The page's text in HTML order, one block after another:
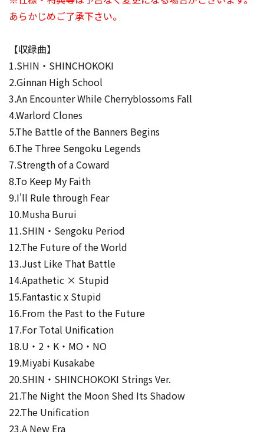
あらかじめご了承下さい。
【収録曲】
1.SHIN・SHINCHOKOKI
2.Ginnan High School
3.An Encounter While Cherryblossoms Fall
4.Warlord Clones
5.The Battle of the Banners Begins
6.The Three Sengoku Legends
7.Strength of a Coward
8.To Keep My Faith
9.I'll Rule through Fear
10.Musha Burui
11.SHIN・Sengoku Period
12.The Future of the World
13.Just Like That Battle
14.Apathetic × Stupid
15.Fantastic x Stupid
16.From the Past to the Future
17.For Total Unification
18.U・2・K・MO・NO
19.Miyabi Kusakabe
20.SHIN・SHINCHOKOKI Strings Ver.
21.The Night the Moon Shed Its Shadow
22.The Unification
23.A New Era